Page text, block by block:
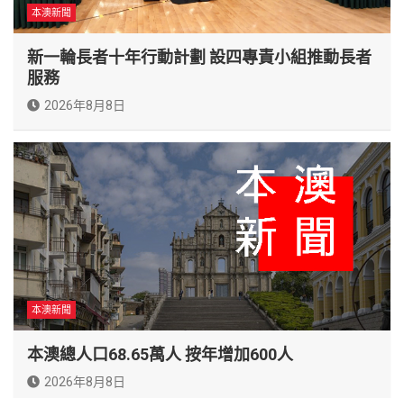
本澳新聞
新一輪長者十年行動計劃 設四專責小組推動長者
服務
2026年8月8日
本澳新聞
本澳總人口68.65萬人 按年增加600人
2026年8月8日